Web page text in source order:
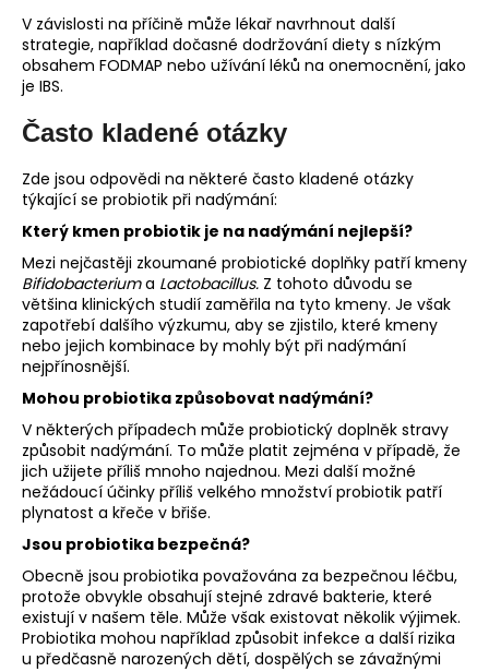
V závislosti na příčině může lékař navrhnout další
strategie, například dočasné dodržování diety s nízkým
obsahem FODMAP nebo užívání léků na onemocnění, jako
je IBS.
Často kladené otázky
Zde jsou odpovědi na některé často kladené otázky
týkající se probiotik při nadýmání:
Který kmen probiotik je na nadýmání nejlepší?
Mezi nejčastěji zkoumané probiotické doplňky patří kmeny
Bifidobacteriuma Lactobacillus. Z tohoto důvodu se
většina klinických studií zaměřila na tyto kmeny. Je však
zapotřebí dalšího výzkumu, aby se zjistilo, které kmeny
nebo jejich kombinace by mohly být při nadýmání
nejpřínosnější.
Mohou probiotika způsobovat nadýmání?
V některých případech může probiotický doplněk stravy
způsobit nadýmání. To může platit zejména v případě, že
jich užijete příliš mnoho najednou. Mezi další možné
nežádoucí účinky příliš velkého množství probiotik patří
plynatost a křeče v břiše.
Jsou probiotika bezpečná?
Obecně jsou probiotika považována za bezpečnou léčbu,
protože obvykle obsahují stejné zdravé bakterie, které
existují v našem těle. Může však existovat několik výjimek.
Probiotika mohou například způsobit infekce a další rizika
u předčasně narozených dětí, dospělých se závažnými